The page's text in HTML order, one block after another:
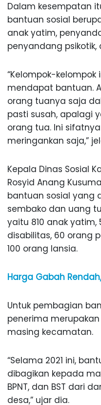
Dalam kesempatan
bantuan sosial
anak yatim,
penyandang
“Kelompok-
mendapat bantuan.
orang tuanya saja
pasti susah, apalagi
orang tua. Ini
meringankan saja,”
Kepala Dinas Sosial
Rosyid Anang
bantuan sosial yang
sembako dan uang
yaitu 810 anak yatim,
disabilitas, 60 orang
100 orang lansia.
Harga Gabah
Untuk pembagian
penerima
masing kecamatan.
“Selama 2021 ini,
dibagikan kepada
BPNT, dan BST dari
desa,” ujar dia.